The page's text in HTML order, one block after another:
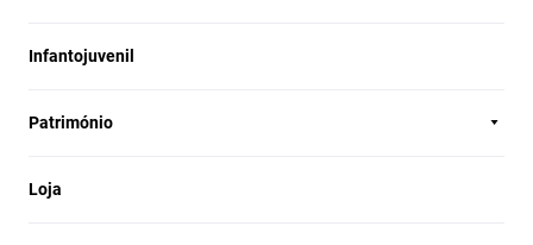
Infantojuvenil
Património
Loja